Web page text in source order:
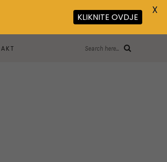
Search here...
KLIKNITE OVDJE
X